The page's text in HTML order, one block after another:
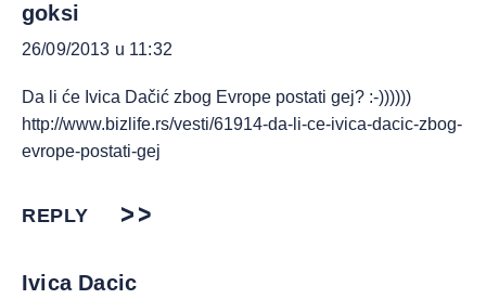
goksi
26/09/2013 u 11:32
Da li će Ivica Dačić zbog Evrope postati gej? :-))))))
http://www.bizlife.rs/vesti/61914-da-li-ce-ivica-dacic-zbog-
evrope-postati-gej
REPLY
Ivica Dacic